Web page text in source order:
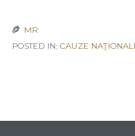
 MR
POSTED IN: CAUZE